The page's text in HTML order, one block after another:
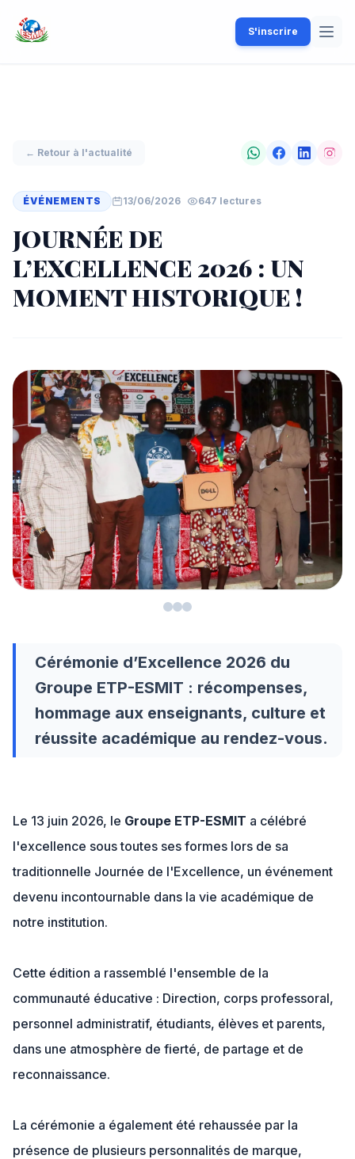
S'inscrire
← Retour à l'actualité
ÉVÉNEMENTS 13/06/2026 647 lectures
JOURNÉE DE
L’EXCELLENCE 2026 : UN
MOMENT HISTORIQUE !
Cérémonie d’Excellence 2026 du
Groupe ETP-ESMIT : récompenses,
hommage aux enseignants, culture et
réussite académique au rendez-vous.
Le 13 juin 2026, le Groupe ETP-ESMIT a célébré
l'excellence sous toutes ses formes lors de sa
traditionnelle Journée de l'Excellence, un événement
devenu incontournable dans la vie académique de
notre institution.
Cette édition a rassemblé l'ensemble de la
communauté éducative : Direction, corps professoral,
personnel administratif, étudiants, élèves et parents,
dans une atmosphère de fierté, de partage et de
reconnaissance.
La cérémonie a également été rehaussée par la
présence de plusieurs personnalités de marque,